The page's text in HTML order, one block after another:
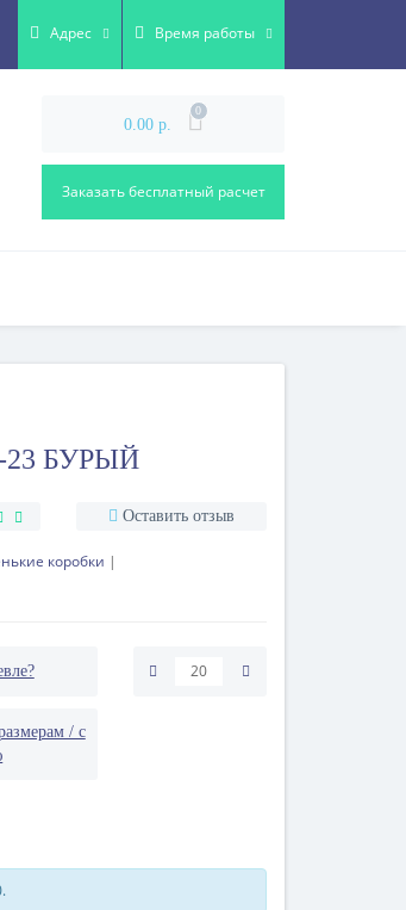
Адрес Время работы
0.00 р.
0
Заказать бесплатный расчет
23 БУРЫЙ
Оставить отзыв
коробки
/ с